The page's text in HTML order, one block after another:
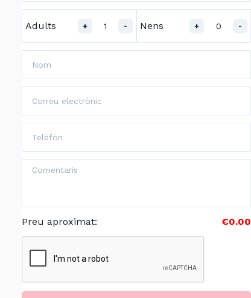
Adults + 1 - Nens + 0 -
Preu aproximat: €0.00